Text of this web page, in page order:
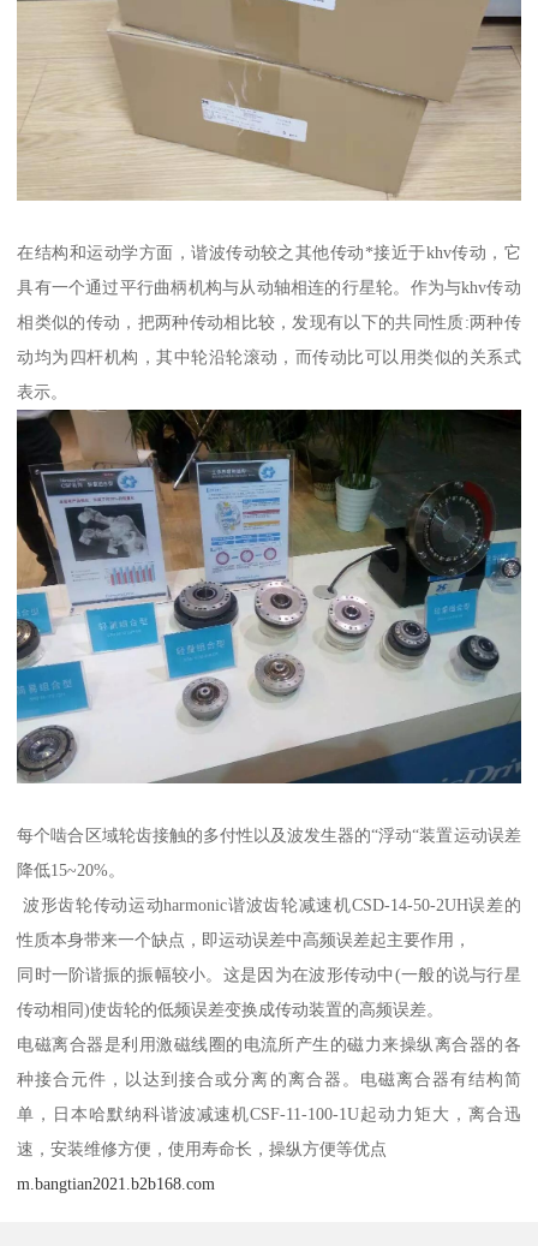
在结构和运动学方面，谐波传动较之其他传动*接近于khv传动，它
具有一个通过平行曲柄机构与从动轴相连的行星轮。作为与khv传动
相类似的传动，把两种传动相比较，发现有以下的共同性质:两种传
动均为四杆机构，其中轮沿轮滚动，而传动比可以用类似的关系式
表示。
每个啮合区域轮齿接触的多付性以及波发生器的“浮动“装置运动误差
降低15~20%。
波形齿轮传动运动harmonic谐波齿轮减速机CSD-14-50-2UH误差的
性质本身带来一个缺点，即运动误差中高频误差起主要作用，
同时一阶谐振的振幅较小。这是因为在波形传动中(一般的说与行星
传动相同)使齿轮的低频误差变换成传动装置的高频误差。
电磁离合器是利用激磁线圈的电流所产生的磁力来操纵离合器的各
种接合元件，以达到接合或分离的离合器。电磁离合器有结构简
单，日本哈默纳科谐波减速机CSF-11-100-1U起动力矩大，离合迅
速，安装维修方便，使用寿命长，操纵方便等优点
m.bangtian2021.b2b168.com